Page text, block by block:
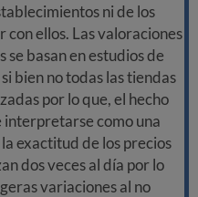
ni de los
ellos. Las valoraciones
basan en estudios de
bien no todas las tiendas
por lo que, el hecho
interpretarse como una
exactitud de los precios
dos veces al día por lo
variaciones al no